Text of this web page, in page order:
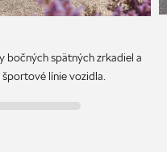
bočných spätných zrkadiel a
línie vozidla.